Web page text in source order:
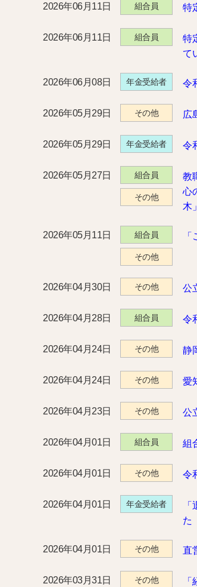
2026年06月11日 組合員 特
2026年06月11日 組合員
特
て
2026年06月08日 年金受給者 令
2026年05月29日 その他 広
2026年05月29日 年金受給者 令
2026年05月27日 組合員
その他
教
心
木
2026年05月11日 組合員
その他
2026年04月30日 その他 公
2026年04月28日 組合員 令
2026年04月24日 その他 静
2026年04月24日 その他 愛
2026年04月23日 その他 公
2026年04月01日 組合員 組
2026年04月01日 その他 令
2026年04月01日 年金受給者
た
2026年04月01日 その他 直
2026年03月31日 その他